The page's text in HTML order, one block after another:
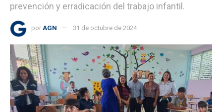
prevención y erradicación del trabajo infantil.
por AGN 31 de octubre de 2024